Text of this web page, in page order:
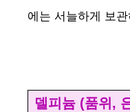
에는 서늘하게 보
델피늄 (품위,